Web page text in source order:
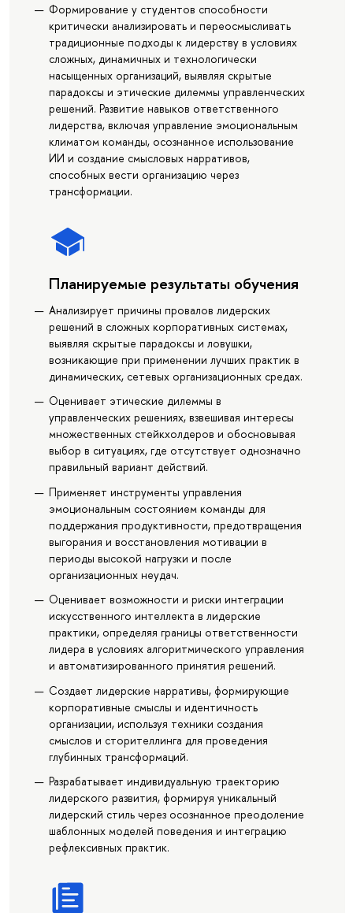
Формирование у студентов способности
критически анализировать и переосмысливать
традиционные подходы к лидерству в условиях
сложных, динамичных и технологически
насыщенных организаций, выявляя скрытые
парадоксы и этические дилеммы управленческих
решений. Развитие навыков ответственного
лидерства, включая управление эмоциональным
климатом команды, осознанное использование
ИИ и создание смысловых нарративов,
способных вести организацию через
трансформации.
Планируемые результаты обучения
Анализирует причины провалов лидерских
решений в сложных корпоративных системах,
выявляя скрытые парадоксы и ловушки,
возникающие при применении лучших практик в
динамических, сетевых организационных средах.
Оценивает этические дилеммы в
управленческих решениях, взвешивая интересы
множественных стейкхолдеров и обосновывая
выбор в ситуациях, где отсутствует однозначно
правильный вариант действий.
Применяет инструменты управления
эмоциональным состоянием команды для
поддержания продуктивности, предотвращения
выгорания и восстановления мотивации в
периоды высокой нагрузки и после
организационных неудач.
Оценивает возможности и риски интеграции
искусственного интеллекта в лидерские
практики, определяя границы ответственности
лидера в условиях алгоритмического управления
и автоматизированного принятия решений.
Создает лидерские нарративы, формирующие
корпоративные смыслы и идентичность
организации, используя техники создания
смыслов и сторителлинга для проведения
глубинных трансформаций.
Разрабатывает индивидуальную траекторию
лидерского развития, формируя уникальный
лидерский стиль через осознанное преодоление
шаблонных моделей поведения и интеграцию
рефлексивных практик.